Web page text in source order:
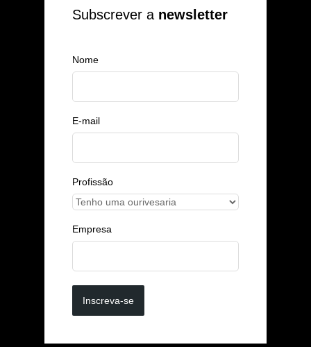
Subscrever a newsletter
Nome
E-mail
Profissão
Empresa
Inscreva-se